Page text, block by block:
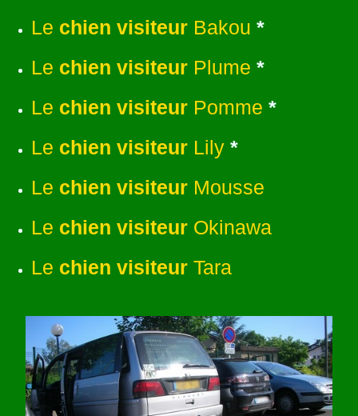
Le chien visiteur Bakou *
Le chien visiteur Plume *
Le chien visiteur Pomme *
Le chien visiteur Lily *
Le chien visiteur Mousse
Le chien visiteur Okinawa
Le chien visiteur Tara